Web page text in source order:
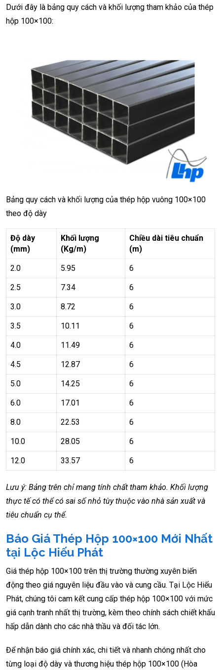
Dưới đây là bảng quy cách và khối lượng tham khảo của thép
hộp 100×100:
Bảng quy cách và khối lượng của thép hộp vuông 100×100
theo độ dày
Độ dày
(mm)
Khối lượng
(Kg/m)
Chiều dài tiêu chuẩn
(m)
2.0 5.95 6
2.5 7.34 6
3.0 8.72 6
3.5 10.11 6
4.0 11.49 6
4.5 12.87 6
5.0 14.25 6
6.0 17.01 6
8.0 22.53 6
10.0 28.05 6
12.0 33.57 6
Lưu ý: Bảng trên chỉ mang tính chất tham khảo. Khối lượng
thực tế có thể có sai số nhỏ tùy thuộc vào nhà sản xuất và
tiêu chuẩn cụ thể.
Báo Giá Thép Hộp 100×100 Mới Nhất
tại Lộc Hiếu Phát
Giá thép hộp 100×100 trên thị trường thường xuyên biến
động theo giá nguyên liệu đầu vào và cung cầu. Tại Lộc Hiếu
Phát, chúng tôi cam kết cung cấp thép hộp 100×100 với mức
giá cạnh tranh nhất thị trường, kèm theo chính sách chiết khấu
hấp dẫn dành cho các nhà thầu và đối tác lớn.
Để nhận báo giá chính xác, chi tiết và nhanh chóng nhất cho
từng loại độ dày và thương hiệu thép hộp 100×100 (Hòa